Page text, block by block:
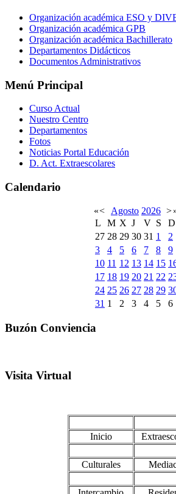
Organización académica ESO y
Organización académica GPB
Organización académica Bachillerato
Departamentos Didácticos
Documentos Administrativos
Menú Principal
Curso Actual
Nuestro Centro
Departamentos
Fotos
Noticias Portal Educación
D. Act. Extraescolares
Calendario
«< Agosto 2026 >
L
M X J V S
D
27 28 29 30 31 1
2
3
4 5 6 7 8
9
10 11 12 13 14 15
17 18 19 20 21 22
24 25 26 27 28 29
31 1 2 3 4 5 6
Buzón Conviencia
Visita Virtual
Inicio
Culturales